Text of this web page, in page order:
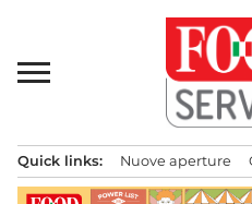
contenuto
principale
Quick links: Nuove aperture